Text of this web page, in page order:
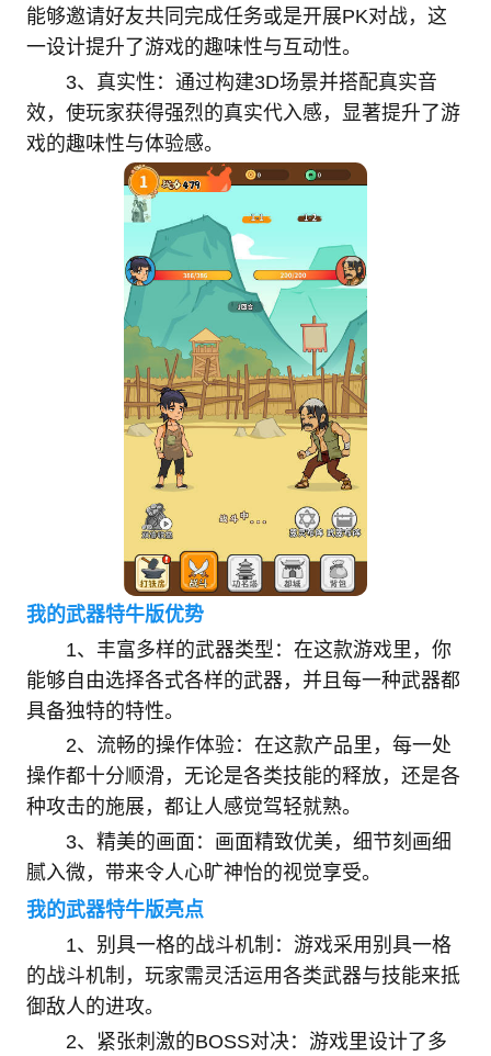
能够邀请好友共同完成任务或是开展PK对战，这
一设计提升了游戏的趣味性与互动性。
3、真实性：通过构建3D场景并搭配真实音
效，使玩家获得强烈的真实代入感，显著提升了游
戏的趣味性与体验感。
我的武器特牛版优势
1、丰富多样的武器类型：在这款游戏里，你
能够自由选择各式各样的武器，并且每一种武器都
具备独特的特性。
2、流畅的操作体验：在这款产品里，每一处
操作都十分顺滑，无论是各类技能的释放，还是各
种攻击的施展，都让人感觉驾轻就熟。
3、精美的画面：画面精致优美，细节刻画细
腻入微，带来令人心旷神怡的视觉享受。
我的武器特牛版亮点
1、别具一格的战斗机制：游戏采用别具一格
的战斗机制，玩家需灵活运用各类武器与技能来抵
御敌人的进攻。
2、紧张刺激的BOSS对决：游戏里设计了多